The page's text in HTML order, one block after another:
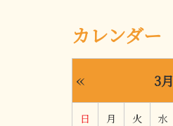
カレンダー
« 3月
日 月 火 水